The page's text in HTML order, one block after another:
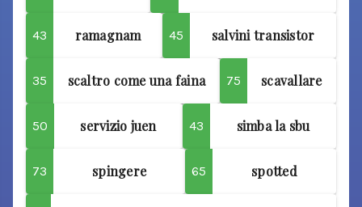
43 ramagnam 45 salvini transistor
35 scaltro come una faina 75 scavallare
50 servizio juen 43 simba la sbu
73 spingere 65 spotted